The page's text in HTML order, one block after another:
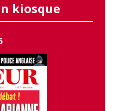
kiosque